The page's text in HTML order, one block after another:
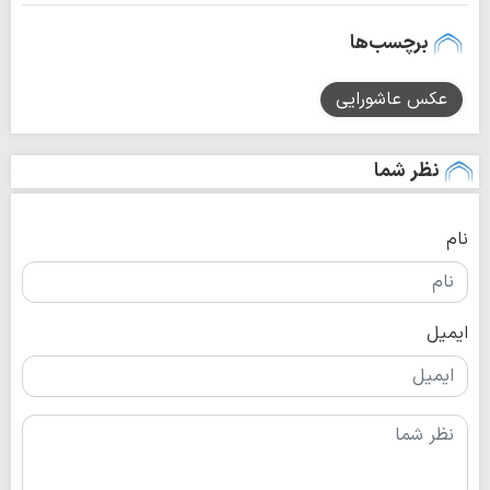
برچسب‌ها
عکس عاشورایی
نظر شما
نام
ایمیل